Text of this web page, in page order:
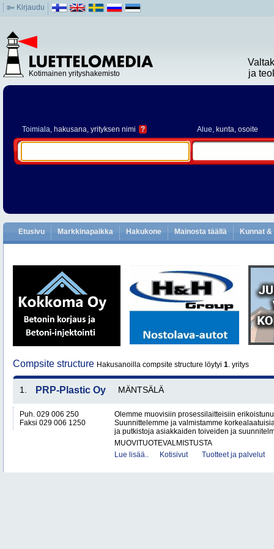
Kirjaudu
Kotimainen yrityshakemisto
ja
Toimiala, hakusana, yrityksen nimi ? Alue, kunta, osoite
Etusivu Markkinapaikka Hakukone Mainosta täällä Kunnat
Compsite structure Hakusanoilla compsite structure löytyi 1. yritys
1. PRP-Plastic Oy MÄNTSÄLÄ
Puh. 029 006 250
Faksi 029 006 1250
Olemme muovisiin prosessilaitteisiin
Suunnittelemme ja valmistamme
ja putkistoja asiakkaiden toiveiden ja
MUOVITUOTEVALMISTUSTA
Lue lisää..
Kotisivut Tuotteet ja palvelut